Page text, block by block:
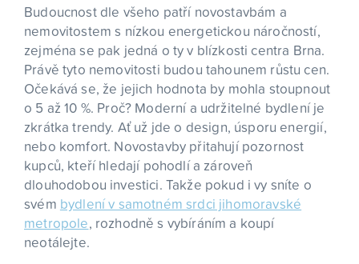
Budoucnost dle všeho patří novostavbám a
nemovitostem s nízkou energetickou náročností,
zejména se pak jedná o ty v blízkosti centra Brna.
Právě tyto nemovitosti budou tahounem růstu cen.
Očekává se, že jejich hodnota by mohla stoupnout
o 5 až 10 %. Proč? Moderní a udržitelné bydlení je
zkrátka trendy. Ať už jde o design, úsporu energií,
nebo komfort. Novostavby přitahují pozornost
kupců, kteří hledají pohodlí a zároveň
dlouhodobou investici. Takže pokud i vy sníte o
svém bydlení v samotném srdci jihomoravské
metropole, rozhodně s vybíráním a koupí
neotálejte.